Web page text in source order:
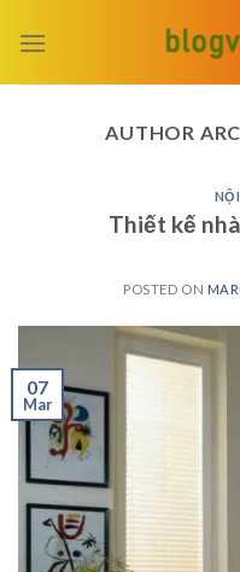
AUTHOR
Thiết kế
POSTED ON
07
Mar